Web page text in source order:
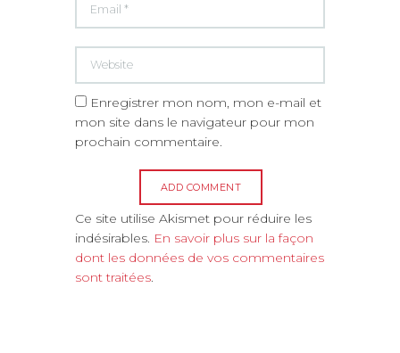
Enregistrer mon nom, mon e-mail et
mon site dans le navigateur pour mon
prochain commentaire.
A
l
t
e
Ce site utilise Akismet pour réduire les
indésirables. En savoir plus sur la façon
dont les données de vos commentaires
sont traitées.